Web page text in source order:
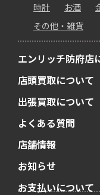
時計
お酒
その他・雑貨
エンリッチ防府店
店頭買取について
出張買取について
よくある質問
店舗情報
お知らせ
お支払いについて